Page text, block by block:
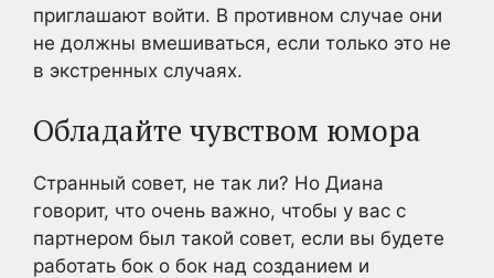
приглашают войти. В противном случае они
не должны вмешиваться, если только это не
в экстренных случаях.
Обладайте чувством юмора
Странный совет, не так ли? Но Диана
говорит, что очень важно, чтобы у вас с
партнером был такой совет, если вы будете
работать бок о бок над созданием и